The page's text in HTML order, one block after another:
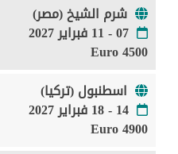
شرم الشيخ (مصر)
07 - 11 فبراير 2027
4500 Euro
اسطنبول (تركيا)
14 - 18 فبراير 2027
4900 Euro